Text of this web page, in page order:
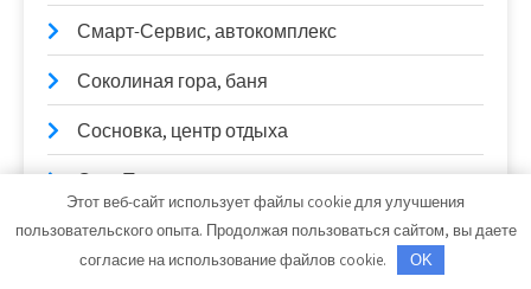
Смарт-Сервис, автокомплекс
Соколиная гора, баня
Сосновка, центр отдыха
СпецТерминал
Станция технического обслуживания
Этот веб-сайт использует файлы cookie для улучшения
пользовательского опыта. Продолжая пользоваться сайтом, вы даете
согласие на использование файлов cookie.
OK